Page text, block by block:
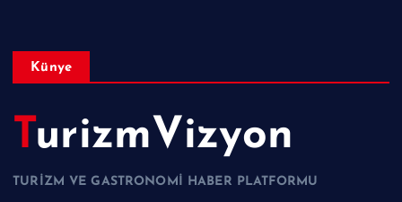
Künye
TurizmVizyon
TURİZM VE GASTRONOMİ HABER PLATFORMU